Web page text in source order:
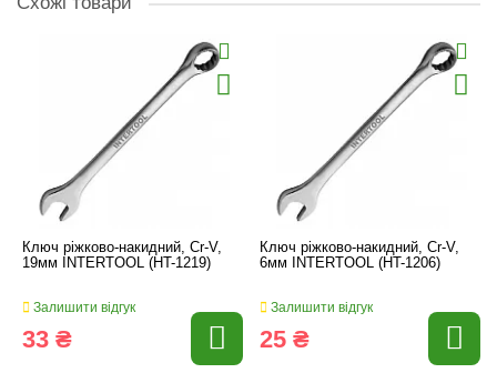
Ключ ріжково-накидний, Cr-V,
19мм INTERTOOL (HT-1219)
Залишити відгук
33 ₴
Ключ ріжково-накидний, Cr-V,
6мм INTERTOOL (HT-1206)
Залишити відгук
25 ₴